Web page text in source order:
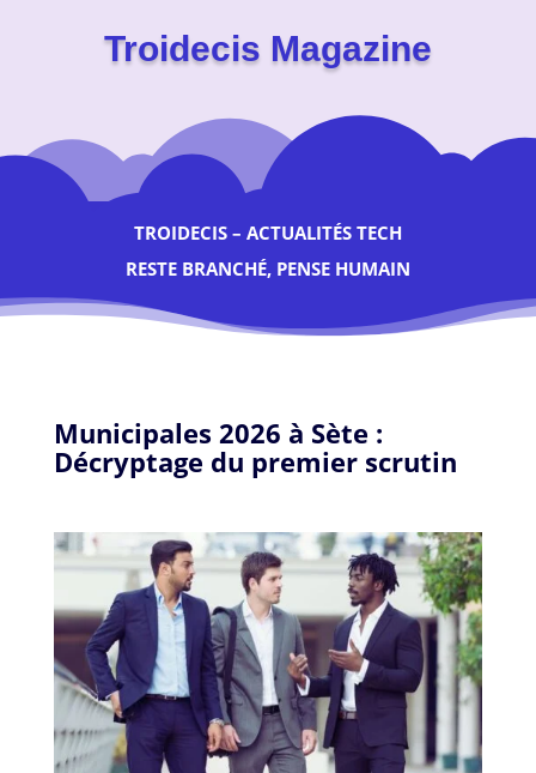
Troidecis Magazine
TROIDECIS – ACTUALITÉS TECH
RESTE BRANCHÉ, PENSE HUMAIN
Municipales 2026 à Sète :
Décryptage du premier scrutin